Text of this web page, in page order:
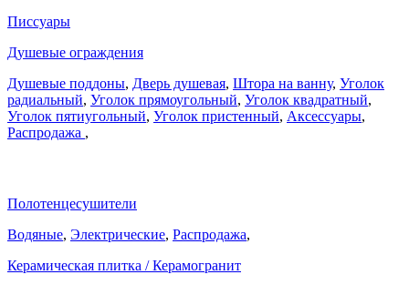
Писсуары
Душевые ограждения
Душевые поддоны, Дверь душевая, Штора на ванну, Уголок
радиальный, Уголок прямоугольный, Уголок квадратный,
Уголок пятиугольный, Уголок пристенный, Аксессуары,
Распродажа ,
Полотенцесушители
Водяные, Электрические, Распродажа,
Керамическая плитка / Керамогранит